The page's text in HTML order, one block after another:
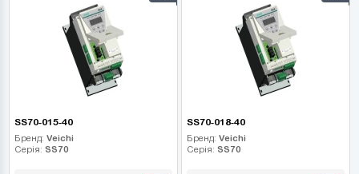
SS70-015-40
Бренд: Veichi
Серія: SS70
SS70-018-40
Бренд: Veichi
Серія: SS70